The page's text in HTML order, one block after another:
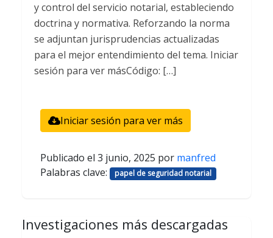
y control del servicio notarial, estableciendo
doctrina y normativa. Reforzando la norma
se adjuntan jurisprudencias actualizadas
para el mejor entendimiento del tema. Iniciar
sesión para ver másCódigo: […]
Iniciar sesión para ver más
Publicado el 3 junio, 2025 por manfred
Palabras clave:
papel de seguridad notarial
Investigaciones más descargadas